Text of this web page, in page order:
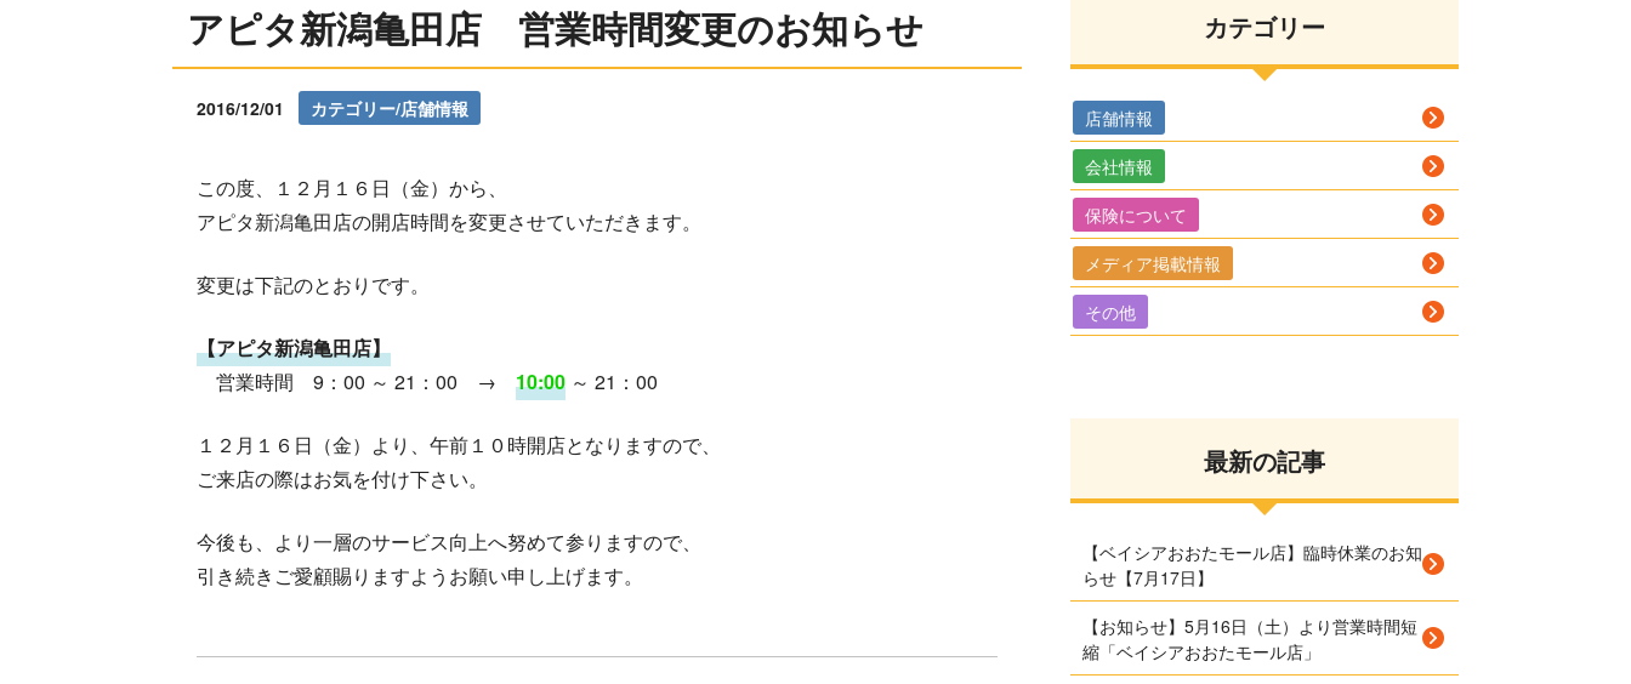
アピタ新潟亀田店 営業時間変更のお知らせ
2016/12/01 カテゴリー/店舗情報
この度、１２月１６日（金）から、
アピタ新潟亀田店の開店時間を変更させていただきます。
変更は下記のとおりです。
【アピタ新潟亀田店】
営業時間 9：00 ～ 21：00 → 10:00 ～ 21：00
１２月１６日（金）より、午前１０時開店となりますので、
ご来店の際はお気を付け下さい。
今後も、より一層のサービス向上へ努めて参りますので、
引き続きご愛顧賜りますようお願い申し上げます。
カテゴリー
店舗情報
会社情報
保険について
メディア掲載情報
その他
最新の記事
【ベイシアおおたモール店】臨時休業のお知
らせ【7月17日】
【お知らせ】5月16日（土）より営業時間短
縮「ベイシアおおたモール店」